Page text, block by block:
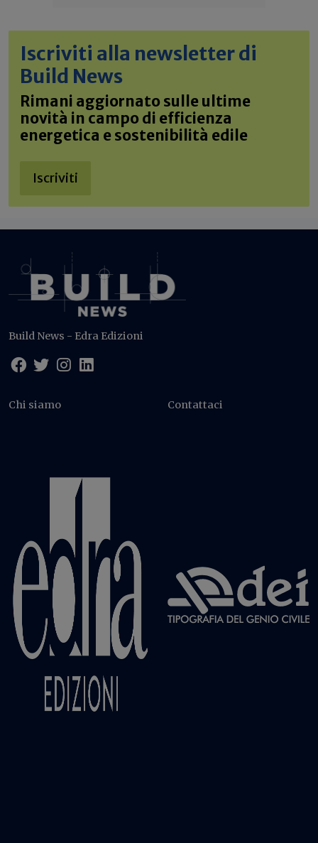
Iscriviti alla newsletter di
Build News
Rimani aggiornato sulle ultime
novità in campo di efficienza
energetica e sostenibilità edile
Iscriviti
Build News - Edra Edizioni
Chi siamo Contattaci